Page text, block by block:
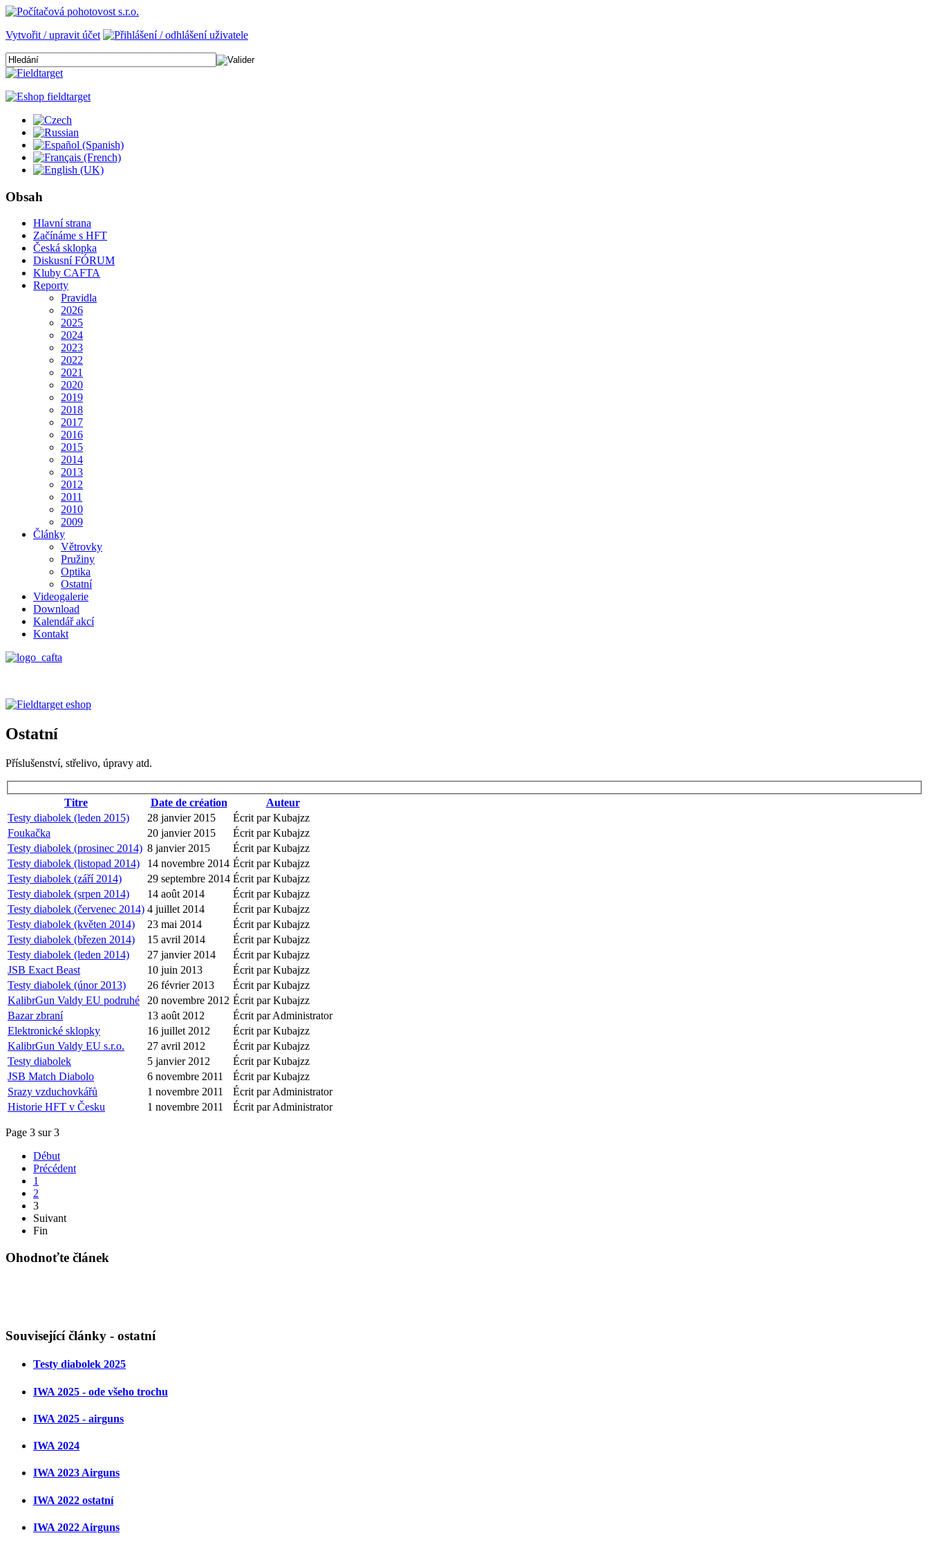
Vytvořit / upravit účet
Obsah
Hlavní strana
Začínáme s HFT
Česká sklopka
Diskusní FÓRUM
Kluby CAFTA
Reporty
Pravidla
2026
2025
2024
2023
2022
2021
2020
2019
2018
2017
2016
2015
2014
2013
2012
2011
2010
2009
Články
Větrovky
Pružiny
Optika
Ostatní
Videogalerie
Download
Kalendář akcí
Kontakt
Ostatní
Příslušenství, střelivo, úpravy atd.
Titre Date de création
Auteur
Testy diabolek (leden 2015)
28 janvier 2015
Écrit par Kubajzz
Foukačka
20 janvier 2015
Écrit par Kubajzz
Testy diabolek (prosinec 2014) 8 janvier 2015
Écrit par Kubajzz
Testy diabolek (listopad 2014)
14 novembre 2014 Écrit par Kubajzz
Testy diabolek (září 2014)
29 septembre 2014 Écrit par Kubajzz
Testy diabolek (srpen 2014)
14 août 2014
Écrit par Kubajzz
Testy diabolek (červenec 2014) 4 juillet 2014
Écrit par Kubajzz
Testy diabolek (květen 2014)
23 mai 2014
Écrit par Kubajzz
Testy diabolek (březen 2014)
15 avril 2014
Écrit par Kubajzz
Testy diabolek (leden 2014)
27 janvier 2014
Écrit par Kubajzz
JSB Exact Beast
10 juin 2013
Écrit par Kubajzz
Testy diabolek (únor 2013)
26 février 2013
Écrit par Kubajzz
KalibrGun Valdy EU podruhé
20 novembre 2012 Écrit par Kubajzz
Bazar zbraní
13 août 2012
Écrit par Administrator
Elektronické sklopky
16 juillet 2012
Écrit par Kubajzz
KalibrGun Valdy EU s.r.o.
27 avril 2012
Écrit par Kubajzz
Testy diabolek
5 janvier 2012
Écrit par Kubajzz
JSB Match Diabolo
6 novembre 2011
Écrit par Kubajzz
Srazy vzduchovkářů
1 novembre 2011
Écrit par Administrator
Historie HFT v Česku
1 novembre 2011 Écrit par Administrator
Page 3 sur 3
Début
Précédent
1
2
3
Suivant
Fin
Ohodnoťte článek
Související články - ostatní
Testy diabolek 2025
IWA 2025 - ode všeho trochu
IWA 2025 - airguns
IWA 2024
IWA 2023 Airguns
IWA 2022 ostatní
IWA 2022 Airguns